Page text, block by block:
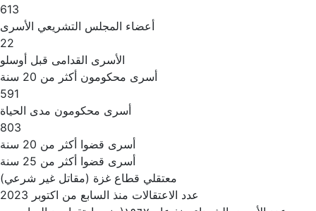
613
أعضاء المجلس التشريعي الأسرى
22
الأسرى القدامى قبل أوسلو
أسرى محكومون أكثر من 20 سنة
591
أسرى محكومون مدى الحياة
803
أسرى قضوا أكثر من 20 سنة
أسرى قضوا أكثر من 25 سنة
معتقلي قطاع غزة (مقاتل غير شرعي)
عدد الاعتقالات منذ السابع من اكتوبر 2023